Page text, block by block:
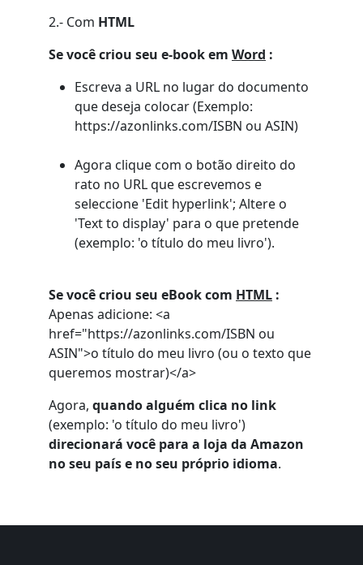
2.- Com HTML
Se você criou seu e-book em Word :
Escreva a URL no lugar do documento
que deseja colocar (Exemplo:
https://azonlinks.com/ISBN ou ASIN)
Agora clique com o botão direito do
rato no URL que escrevemos e
seleccione 'Edit hyperlink'; Altere o
'Text to display' para o que pretende
(exemplo: 'o título do meu livro').
Se você criou seu eBook com HTML :
Apenas adicione: <a
href="https://azonlinks.com/ISBN ou
ASIN">o título do meu livro (ou o texto que
queremos mostrar)</a>
Agora, quando alguém clica no link
(exemplo: 'o título do meu livro')
direcionará você para a loja da Amazon
no seu país e no seu próprio idioma.